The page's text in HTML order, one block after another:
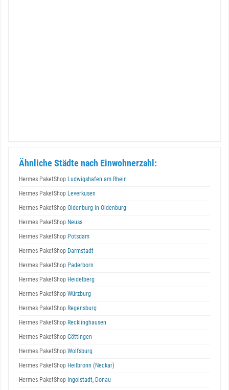
Ähnliche Städte nach Einwohnerzahl:
Hermes PaketShop Ludwigshafen am Rhein
Hermes PaketShop Leverkusen
Hermes PaketShop Oldenburg in Oldenburg
Hermes PaketShop Neuss
Hermes PaketShop Potsdam
Hermes PaketShop Darmstadt
Hermes PaketShop Paderborn
Hermes PaketShop Heidelberg
Hermes PaketShop Würzburg
Hermes PaketShop Regensburg
Hermes PaketShop Recklinghausen
Hermes PaketShop Göttingen
Hermes PaketShop Wolfsburg
Hermes PaketShop Heilbronn (Neckar)
Hermes PaketShop Ingolstadt, Donau